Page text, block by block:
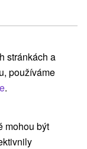
prameni, z
stránkách a
používáme
.
mohou být